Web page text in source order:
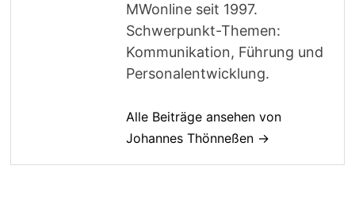
MWonline seit 1997.
Schwerpunkt-Themen:
Kommunikation, Führung und
Personalentwicklung.
Alle Beiträge ansehen von
Johannes Thönneßen →